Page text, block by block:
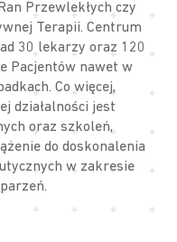
Przewlekłych czy
Terapii. Centrum
30 lekarzy oraz 120
Pacjentów nawet w
Co więcej,
działalności jest
oraz szkoleń,
do doskonalenia
w zakresie